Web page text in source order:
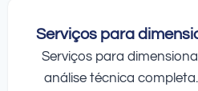
Serviços para
Serviços para
análise técnica